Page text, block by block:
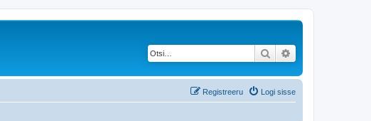
Otsi
Logi sisse
Registreeru